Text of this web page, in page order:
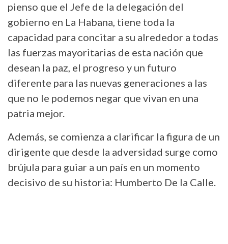
pienso que el Jefe de la delegación del
gobierno en La Habana, tiene toda la
capacidad para concitar a su alrededor a todas
las fuerzas mayoritarias de esta nación que
desean la paz, el progreso y un futuro
diferente para las nuevas generaciones a las
que no le podemos negar que vivan en una
patria mejor.
Además, se comienza a clarificar la figura de un
dirigente que desde la adversidad surge como
brújula para guiar a un país en un momento
decisivo de su historia: Humberto De la Calle.